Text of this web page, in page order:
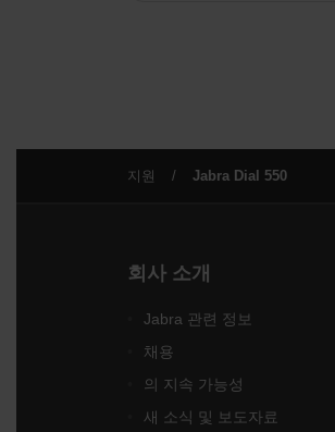
지원 Jabra Dial 550
회사 소개
Jabra 관련 정보
채용
의 지속 가능성
새 소식 및 보도자료